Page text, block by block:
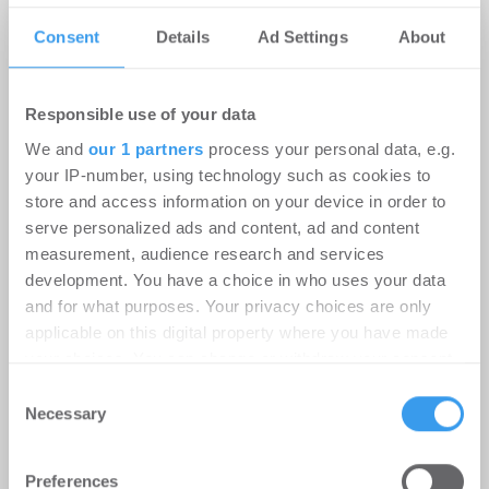
Consent Details Ad Settings About
Responsible use of your data
We and our 1 partners process your personal data, e.g.
your IP-number, using technology such as cookies to
store and access information on your device in order to
serve personalized ads and content, ad and content
measurement, audience research and services
development. You have a choice in who uses your data
and for what purposes. Your privacy choices are only
applicable on this digital property where you have made
the Privacy trigger icon.
Find out more about how your personal data is processed
Selection
Necessary
Preferences
Roland D. Schleider wird Head of
Business Development bei Strategis
Personalien -05.08.2026
Erweiterung des Beratungsangebots für
Eigentümer, Family Offices, Fonds und
institutionelle Investoren
Philipp Westphal verstärkt IPH
Personalien